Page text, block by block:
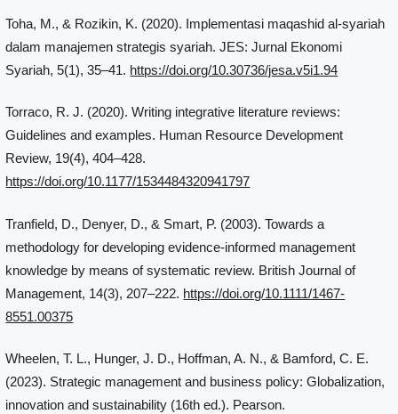
Toha, M., & Rozikin, K. (2020). Implementasi maqashid al-syariah
dalam manajemen strategis syariah. JES: Jurnal Ekonomi
Syariah, 5(1), 35–41. https://doi.org/10.30736/jesa.v5i1.94
Torraco, R. J. (2020). Writing integrative literature reviews:
Guidelines and examples. Human Resource Development
Review, 19(4), 404–428.
https://doi.org/10.1177/1534484320941797
Tranfield, D., Denyer, D., & Smart, P. (2003). Towards a
methodology for developing evidence-informed management
knowledge by means of systematic review. British Journal of
Management, 14(3), 207–222. https://doi.org/10.1111/1467-
8551.00375
Wheelen, T. L., Hunger, J. D., Hoffman, A. N., & Bamford, C. E.
(2023). Strategic management and business policy: Globalization,
innovation and sustainability (16th ed.). Pearson.